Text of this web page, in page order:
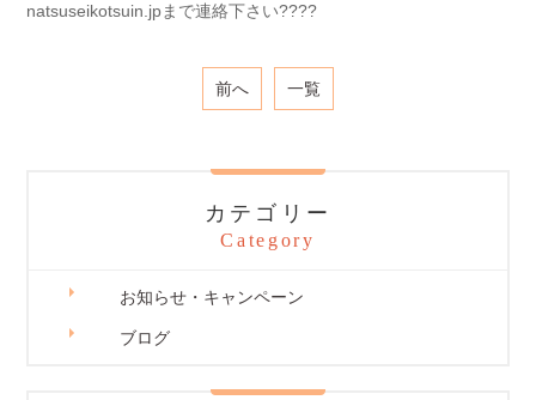
natsuseikotsuin.jpまで連絡下さい????
前へ 一覧
カテゴリー
Category
お知らせ・キャンペーン
ブログ